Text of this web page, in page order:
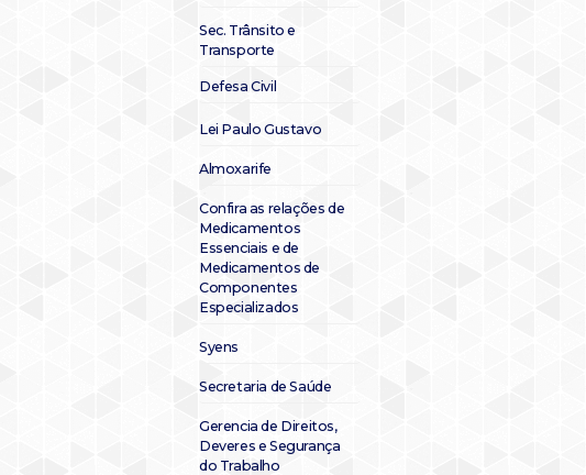
Sec. Trânsito e
Transporte
Defesa Civil
Lei Paulo Gustavo
Almoxarife
Confira as relações de
Medicamentos
Essenciais e de
Medicamentos de
Componentes
Especializados
Syens
Secretaria de Saúde
Gerencia de Direitos,
Deveres e Segurança
do Trabalho